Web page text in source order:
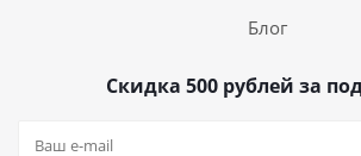
Блог
Скидка 500 рублей за